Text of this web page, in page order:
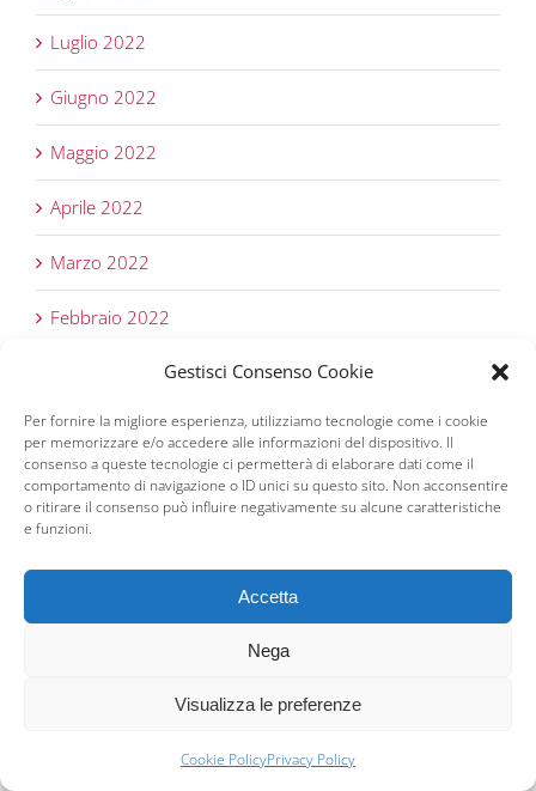
Gestisci Consenso Cookie
Per fornire la migliore esperienza, utilizziamo tecnologie come i cookie
per memorizzare e/o accedere alle informazioni del dispositivo. Il
consenso a queste tecnologie ci permetterà di elaborare dati come il
comportamento di navigazione o ID unici su questo sito. Non acconsentire
o ritirare il consenso può influire negativamente su alcune caratteristiche
e funzioni.
Accetta
Nega
Visualizza le preferenze
Cookie PolicyPrivacy Policy
Luglio 2022
Giugno 2022
Maggio 2022
Aprile 2022
Marzo 2022
Febbraio 2022
Gennaio 2022
Dicembre 2021
Novembre 2021
Ottobre 2021